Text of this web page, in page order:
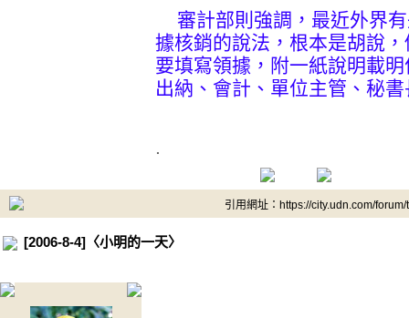
審計部則強調，最近外界
據核銷的說法，根本是胡說
要填寫領據，附一紙說明載
出納、會計、單位主管、秘
.
引用網址：https://city.udn.com/
[2006-8-4]〈小明的一天〉